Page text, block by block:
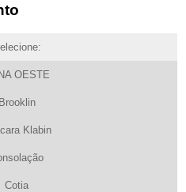
OESTE
Brooklin
Klabin
Cotia